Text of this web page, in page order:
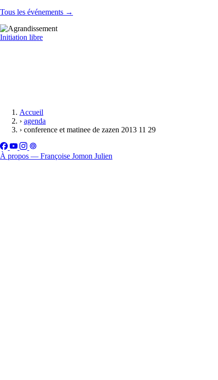
Tous les événements →
Initiation libre
Accueil
› agenda
› conference et matinee de zazen 2013 11 29
À propos — Françoise Jomon Julien